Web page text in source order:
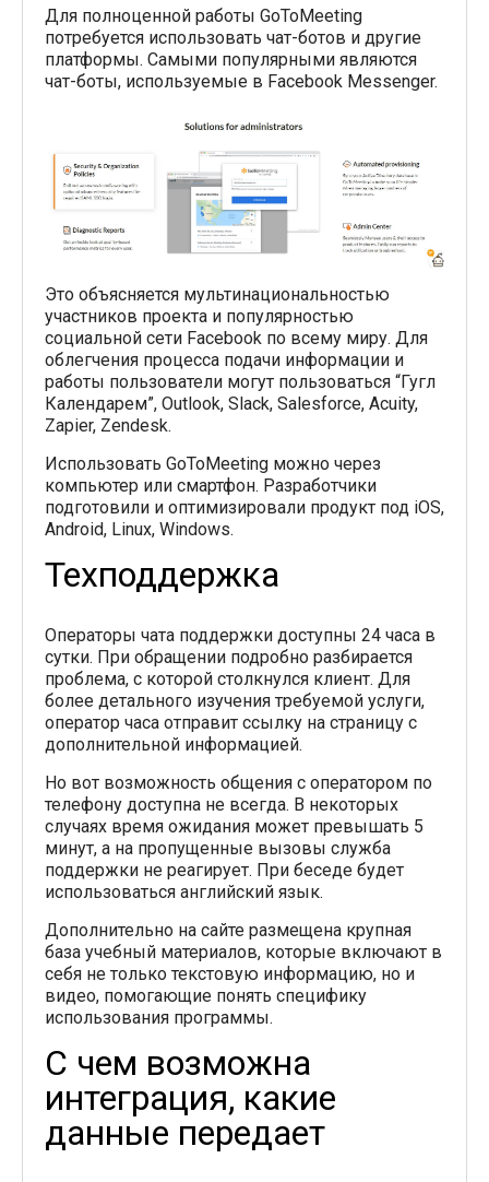
Для полноценной работы GoToMeeting
потребуется использовать чат-ботов и другие
платформы. Самыми популярными являются
чат-боты, используемые в Facebook Messenger.
Это объясняется мультинациональностью
участников проекта и популярностью
социальной сети Facebook по всему миру. Для
облегчения процесса подачи информации и
работы пользователи могут пользоваться “Гугл
Календарем”, Outlook, Slack, Salesforce, Acuity,
Zapier, Zendesk.
Использовать GoToMeeting можно через
компьютер или смартфон. Разработчики
подготовили и оптимизировали продукт под iOS,
Android, Linux, Windows.
Техподдержка
Операторы чата поддержки доступны 24 часа в
сутки. При обращении подробно разбирается
проблема, с которой столкнулся клиент. Для
более детального изучения требуемой услуги,
оператор часа отправит ссылку на страницу с
дополнительной информацией.
Но вот возможность общения с оператором по
телефону доступна не всегда. В некоторых
случаях время ожидания может превышать 5
минут, а на пропущенные вызовы служба
поддержки не реагирует. При беседе будет
использоваться английский язык.
Дополнительно на сайте размещена крупная
база учебный материалов, которые включают в
себя не только текстовую информацию, но и
видео, помогающие понять специфику
использования программы.
С чем возможна
интеграция, какие
данные передает